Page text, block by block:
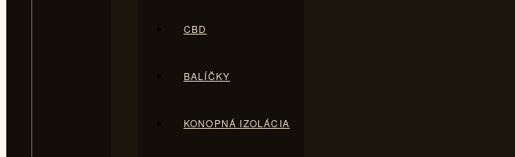
CBD
BALÍČKY
KONOPNÁ IZOLÁCIA